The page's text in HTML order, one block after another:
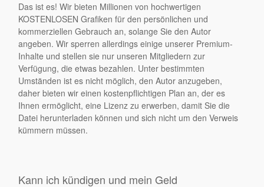
Das ist es! Wir bieten Millionen von hochwertigen
KOSTENLOSEN Grafiken für den persönlichen und
kommerziellen Gebrauch an, solange Sie den Autor
angeben. Wir sperren allerdings einige unserer Premium-
Inhalte und stellen sie nur unseren Mitgliedern zur
Verfügung, die etwas bezahlen. Unter bestimmten
Umständen ist es nicht möglich, den Autor anzugeben,
daher bieten wir einen kostenpflichtigen Plan an, der es
Ihnen ermöglicht, eine Lizenz zu erwerben, damit Sie die
Datei herunterladen können und sich nicht um den Verweis
kümmern müssen.
Kann ich kündigen und mein Geld